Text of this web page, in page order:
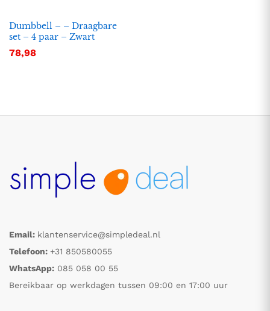
Dumbbell – – Draagbare
set – 4 paar – Zwart
78,98
Email: klantenservice@simpledeal.nl
Telefoon: +31 850580055
WhatsApp: 085 058 00 55
Bereikbaar op werkdagen tussen 09:00 en 17:00 uur